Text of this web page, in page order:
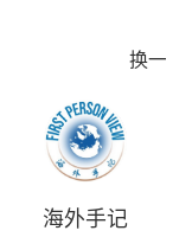
换一批
海外手记